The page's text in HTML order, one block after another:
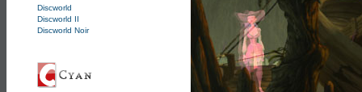
Discworld
Discworld II
Discworld Noir